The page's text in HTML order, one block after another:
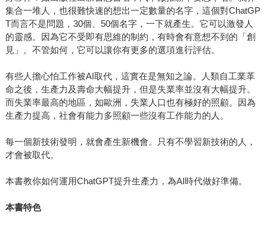
集合一堆人，也很難快速的想出一定數量的名字，這個對ChatGP
T而言不是問題，30個、50個名字，一下就產生。它可以激發人
的靈感。因為它不受即有思維的制約，有時會有意想不到的「創
見」。不管如何，它可以讓你有更多的選項進行評估。
有些人擔心怕工作被AI取代，這實在是無知之論。人類自工業革
命之後，生產力及壽命大幅提升，但是失業率並沒有大幅提升。
而失業率最高的地區，如歐洲，失業人口也有極好的照顧。因為
生產力提高，社會有能力多照顧一些沒有工作能力的人。
每一個新技術發明，就會產生新機會。只有不學習新技術的人，
才會被取代。
本書教你如何運用ChatGPT提升生產力，為AI時代做好準備。
本書特色